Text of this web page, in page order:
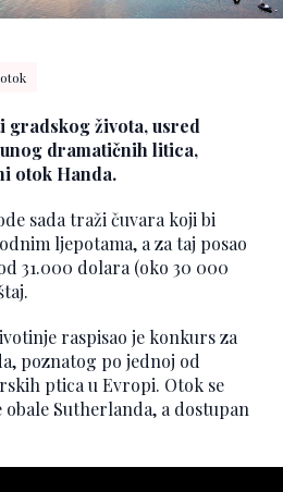
otok
gradskog života, usred
dramatičnih litica,
otok Handa.
sada traži čuvara koji bi
ljepotama, a za taj posao
31.000 dolara (oko 30 000
raspisao je konkurs za
poznatog po jednoj od
ptica u Evropi. Otok se
Sutherlanda, a dostupan